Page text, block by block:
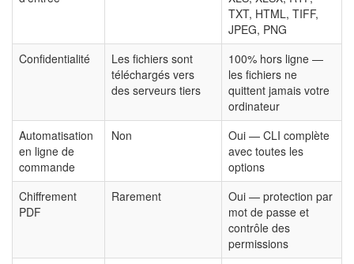
TXT, HTML, TIFF,
JPEG, PNG
Confidentialité
Les fichiers sont
téléchargés vers
des serveurs tiers
100% hors ligne —
les fichiers ne
quittent jamais votre
ordinateur
Automatisation
en ligne de
commande
Non
Oui — CLI complète
avec toutes les
options
Chiffrement
PDF
Rarement
Oui — protection par
mot de passe et
contrôle des
permissions